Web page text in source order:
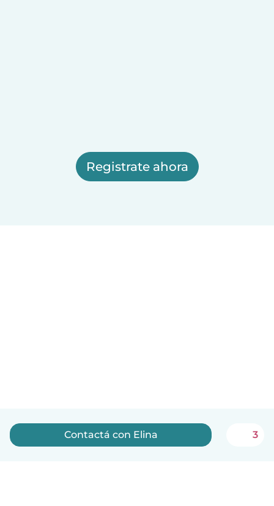
Registrate ahora
Contactá con Elina 3